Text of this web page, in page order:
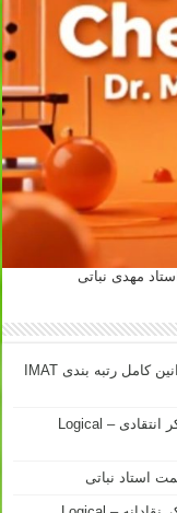
نحوه رتبه بندی داوطلبان در آزمون آیمت ایتالیا؛ قوانین کامل رتبه بندی IMAT
نمونه سوالات آیمت ایتالیا – استدلال و منطق – تفکر انتقادی – Logical
استاد نباتی